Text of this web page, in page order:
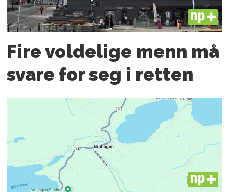
PLUS
Fire voldelige menn må
svare for seg i retten
PLUS